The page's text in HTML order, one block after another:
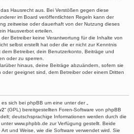
Hausrecht aus. Bei Verstößen gegen diese
im Board veröffentlichten Regeln kann der
zeitweise oder dauerhaft von der Nutzung dieses
Hausverbot erteilen.
Betreiber keine Verantwortung für die Inhalte von
selbst erstellt hat oder die er nicht zur Kenntnis
Betreiber, dein Benutzerkonto, Beiträge und
oder zu sperren.
hinaus, deine Beiträge abzuändern, sofern sie
geeignet sind, dem Betreiber oder einem Dritten
sich bei phpBB um eine unter der „
“ (GPL) bereitgestellten Foren-Software von phpBB
deutschsprachige Informationen werden durch die
www.phpbb.de zur Verfügung gestellt. Beide
und Weise, wie die Software verwendet wird. Sie